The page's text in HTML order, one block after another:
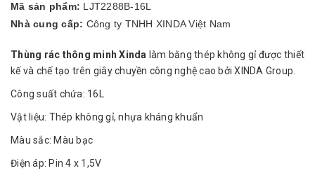
Mã sản phẩm: LJT2288B-16L
Nhà cung cấp: Công ty TNHH XINDA Việt Nam
Thùng rác thông minh Xinda làm bằng thép không gỉ được thiết
kế và chế tạo trên giây chuyền công nghệ cao bởi XINDA Group.
Công suất chứa: 16L
Vật liệu: Thép không gỉ, nhựa kháng khuẩn
Màu sắc: Màu bạc
Điện áp: Pin 4 x 1,5V